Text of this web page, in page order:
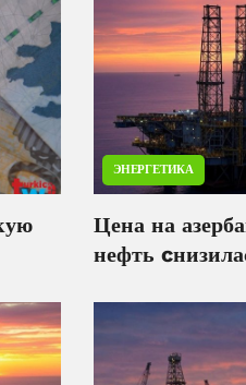
ЭНЕРГЕТИКА
Цена на
нефть